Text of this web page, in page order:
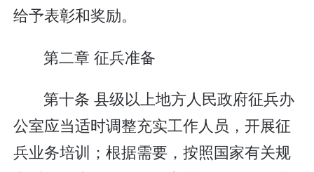
给予表彰和奖励。
第二章 征兵准备
第十条 县级以上地方人民政府征兵办
公室应当适时调整充实工作人员，开展征
兵业务培训；根据需要，按照国家有关规